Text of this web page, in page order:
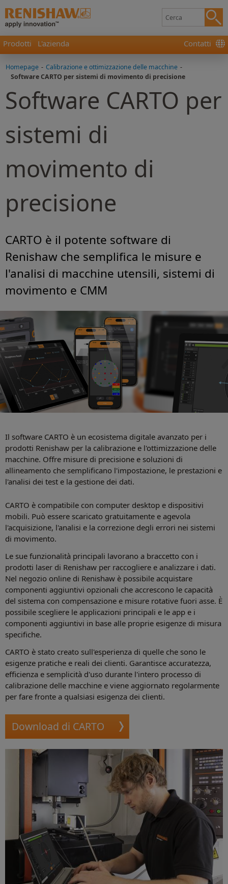
Prodotti L'azienda Contatti
Homepage - Calibrazione e ottimizzazione delle macchine -
Software CARTO per sistemi di movimento di precisione
Software CARTO per
sistemi di
movimento di
precisione
CARTO è il potente software di
Renishaw che semplifica le misure e
l'analisi di macchine utensili, sistemi di
movimento e CMM
Il software CARTO è un ecosistema digitale avanzato per i
prodotti Renishaw per la calibrazione e l'ottimizzazione delle
macchine. Offre misure di precisione e soluzioni di
allineamento che semplificano l'impostazione, le prestazioni e
l'analisi dei test e la gestione dei dati.
CARTO è compatibile con computer desktop e dispositivi
mobili. Può essere scaricato gratuitamente e agevola
l'acquisizione, l'analisi e la correzione degli errori nei sistemi
di movimento.
Le sue funzionalità principali lavorano a braccetto con i
prodotti laser di Renishaw per raccogliere e analizzare i dati.
Nel negozio online di Renishaw è possibile acquistare
componenti aggiuntivi opzionali che accrescono le capacità
del sistema con compensazione e misure rotative fuori asse. È
possibile scegliere le applicazioni principali e le app e i
componenti aggiuntivi in base alle proprie esigenze di misura
specifiche.
CARTO è stato creato sull'esperienza di quelle che sono le
esigenze pratiche e reali dei clienti. Garantisce accuratezza,
efficienza e semplicità d'uso durante l'intero processo di
calibrazione delle macchine e viene aggiornato regolarmente
per fare fronte a qualsiasi esigenza dei clienti.
Download di CARTO